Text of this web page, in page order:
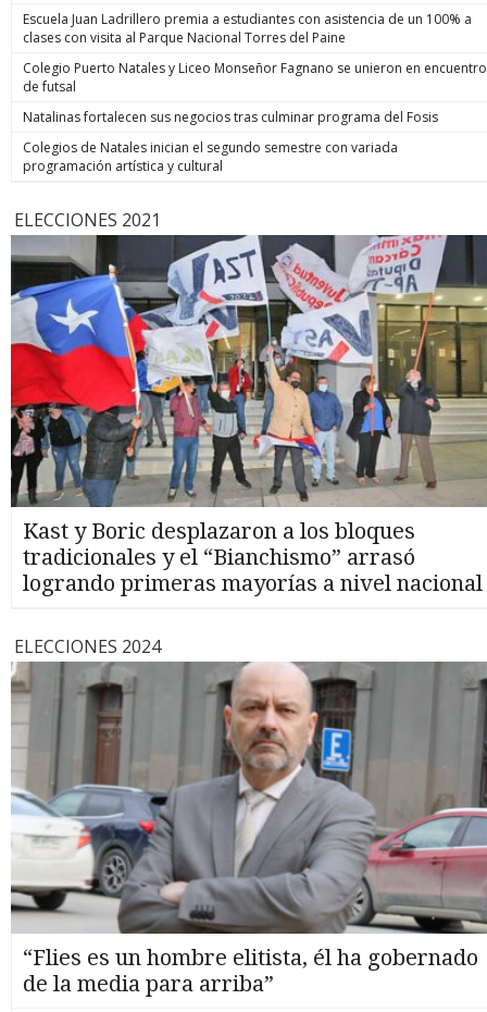
Escuela Juan Ladrillero premia a estudiantes con asistencia de un 100% a
clases con visita al Parque Nacional Torres del Paine
Colegio Puerto Natales y Liceo Monseñor Fagnano se unieron en encuentro
de futsal
Natalinas fortalecen sus negocios tras culminar programa del Fosis
Colegios de Natales inician el segundo semestre con variada
programación artística y cultural
ELECCIONES 2021
Kast y Boric desplazaron a los bloques
tradicionales y el “Bianchismo” arrasó
logrando primeras mayorías a nivel nacional
ELECCIONES 2024
“Flies es un hombre elitista, él ha gobernado
de la media para arriba”